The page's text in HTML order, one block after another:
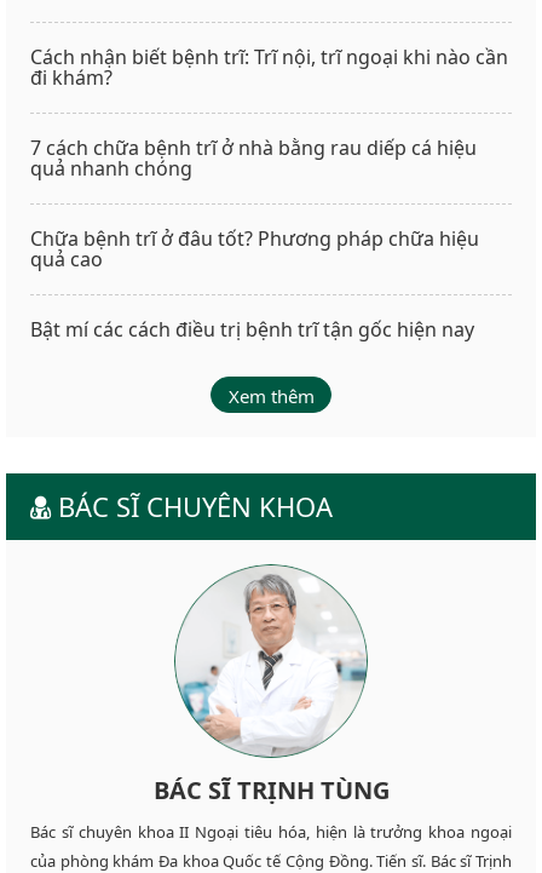
Cách nhận biết bệnh trĩ: Trĩ nội, trĩ ngoại khi nào cần
đi khám?
7 cách chữa bệnh trĩ ở nhà bằng rau diếp cá hiệu
quả nhanh chóng
Chữa bệnh trĩ ở đâu tốt? Phương pháp chữa hiệu
quả cao
Bật mí các cách điều trị bệnh trĩ tận gốc hiện nay
Xem thêm
BÁC SĨ CHUYÊN KHOA
BÁC SĨ TRỊNH TÙNG
Bác sĩ chuyên khoa II Ngoại tiêu hóa, hiện là trưởng khoa ngoại
của phòng khám Đa khoa Quốc tế Cộng Đồng. Tiến sĩ. Bác sĩ Trịnh